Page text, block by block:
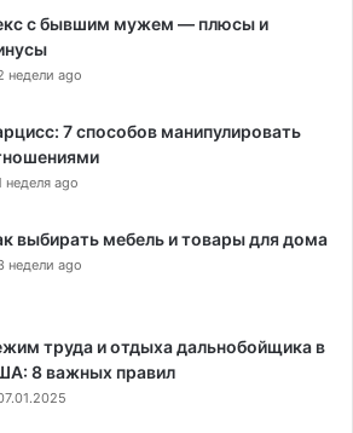
с бывшим мужем — плюсы и
недели ago
7 способов манипулировать
неделя ago
выбирать мебель и товары для дома
недели ago
труда и отдыха дальнобойщика в
8 важных правил